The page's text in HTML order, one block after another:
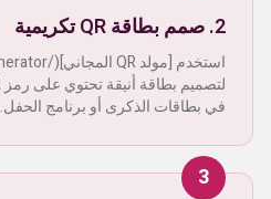
2. صمم بطاقة QR تكريمية
في بطاقات الذكرى أو برنامج الحفل.
3